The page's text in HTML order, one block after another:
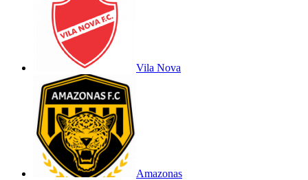
Vila Nova
Amazonas